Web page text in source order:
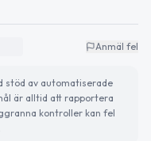
Anmäl fel
stöd av automatiserade
är alltid att rapportera
kontroller kan fel